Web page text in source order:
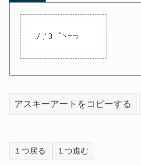
アスキーアートをコピーする
１つ戻る １つ進む